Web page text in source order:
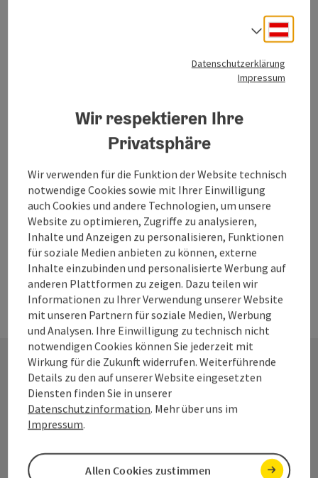
zum Merkzettel
PDF erstellen
Beitrag drucken
In der Nähe
powered byTOURDATA
Haben Sie eine allgemeine Frage zum
Wolfgangsee?
Allgemeine Anfrage
Datenschutzerklärung
Impressum
Wir respektieren Ihre
Privatsphäre
Wir verwenden für die Funktion der Website technisch
notwendige Cookies sowie mit Ihrer Einwilligung
auch Cookies und andere Technologien, um unsere
Website zu optimieren, Zugriffe zu analysieren,
Inhalte und Anzeigen zu personalisieren, Funktionen
für soziale Medien anbieten zu können, externe
Inhalte einzubinden und personalisierte Werbung auf
anderen Plattformen zu zeigen. Dazu teilen wir
Informationen zu Ihrer Verwendung unserer Website
mit unseren Partnern für soziale Medien, Werbung
und Analysen. Ihre Einwilligung zu technisch nicht
notwendigen Cookies können Sie jederzeit mit
Wirkung für die Zukunft widerrufen. Weiterführende
Details zu den auf unserer Website eingesetzten
Diensten finden Sie in unserer
Datenschutzinformation. Mehr über uns im
Impressum.
Allen Cookies zustimmen